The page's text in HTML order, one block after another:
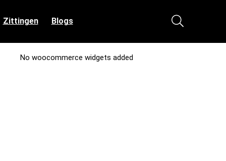
Zittingen Blogs
No woocommerce widgets added